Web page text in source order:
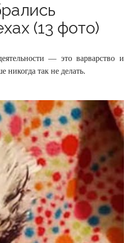
(13 фото)
— это варварство и
никогда так не делать.